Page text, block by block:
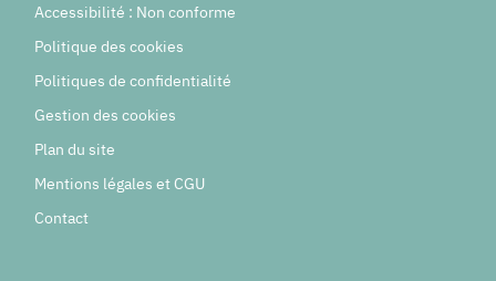
Accessibilité : Non conforme
Politique des cookies
Politiques de confidentialité
Gestion des cookies
Plan du site
Mentions légales et CGU
Contact